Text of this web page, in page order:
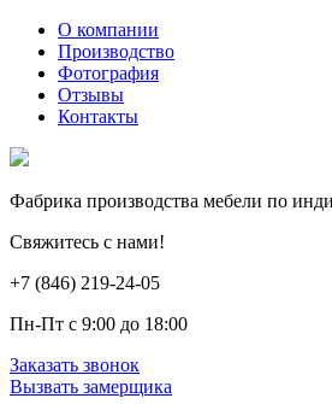
О компании
Производство
Фотография
Отзывы
Контакты
Фабрика производства мебели по
Свяжитесь с нами!
+7 (846) 219-24-05
Пн-Пт с 9:00 до 18:00
Заказать звонок
Вызвать замерщика